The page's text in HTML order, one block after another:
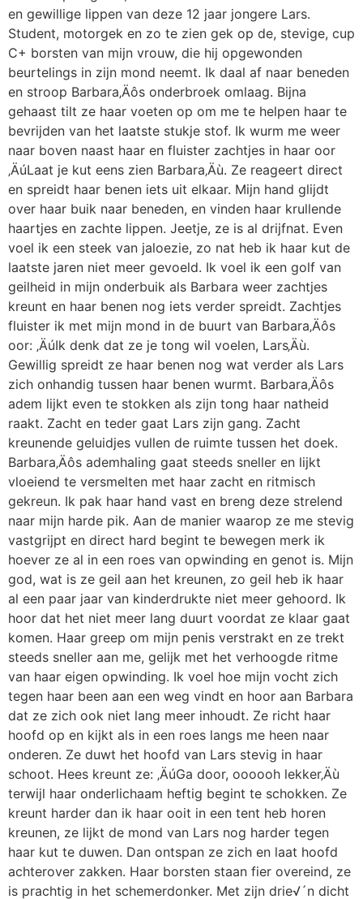
en gewillige lippen van deze 12 jaar jongere Lars.
Student, motorgek en zo te zien gek op de, stevige, cup
C+ borsten van mijn vrouw, die hij opgewonden
beurtelings in zijn mond neemt. Ik daal af naar beneden
en stroop Barbara‚Äôs onderbroek omlaag. Bijna
gehaast tilt ze haar voeten op om me te helpen haar te
bevrijden van het laatste stukje stof. Ik wurm me weer
naar boven naast haar en fluister zachtjes in haar oor
‚ÄúLaat je kut eens zien Barbara‚Äù. Ze reageert direct
en spreidt haar benen iets uit elkaar. Mijn hand glijdt
over haar buik naar beneden, en vinden haar krullende
haartjes en zachte lippen. Jeetje, ze is al drijfnat. Even
voel ik een steek van jaloezie, zo nat heb ik haar kut de
laatste jaren niet meer gevoeld. Ik voel ik een golf van
geilheid in mijn onderbuik als Barbara weer zachtjes
kreunt en haar benen nog iets verder spreidt. Zachtjes
fluister ik met mijn mond in de buurt van Barbara‚Äôs
oor: ‚ÄúIk denk dat ze je tong wil voelen, Lars‚Äù.
Gewillig spreidt ze haar benen nog wat verder als Lars
zich onhandig tussen haar benen wurmt. Barbara‚Äôs
adem lijkt even te stokken als zijn tong haar natheid
raakt. Zacht en teder gaat Lars zijn gang. Zacht
kreunende geluidjes vullen de ruimte tussen het doek.
Barbara‚Äôs ademhaling gaat steeds sneller en lijkt
vloeiend te versmelten met haar zacht en ritmisch
gekreun. Ik pak haar hand vast en breng deze strelend
naar mijn harde pik. Aan de manier waarop ze me stevig
vastgrijpt en direct hard begint te bewegen merk ik
hoever ze al in een roes van opwinding en genot is. Mijn
god, wat is ze geil aan het kreunen, zo geil heb ik haar
al een paar jaar van kinderdrukte niet meer gehoord. Ik
hoor dat het niet meer lang duurt voordat ze klaar gaat
komen. Haar greep om mijn penis verstrakt en ze trekt
steeds sneller aan me, gelijk met het verhoogde ritme
van haar eigen opwinding. Ik voel hoe mijn vocht zich
tegen haar been aan een weg vindt en hoor aan Barbara
dat ze zich ook niet lang meer inhoudt. Ze richt haar
hoofd op en kijkt als in een roes langs me heen naar
onderen. Ze duwt het hoofd van Lars stevig in haar
schoot. Hees kreunt ze: ‚ÄúGa door, oooooh lekker‚Äù
terwijl haar onderlichaam heftig begint te schokken. Ze
kreunt harder dan ik haar ooit in een tent heb horen
kreunen, ze lijkt de mond van Lars nog harder tegen
haar kut te duwen. Dan ontspan ze zich en laat hoofd
achterover zakken. Haar borsten staan fier overeind, ze
is prachtig in het schemerdonker. Met zijn drie√´n dicht